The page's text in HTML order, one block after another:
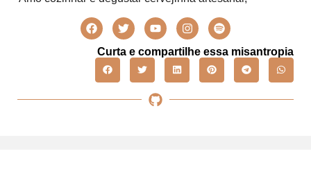
Curta e compartilhe essa misantropia